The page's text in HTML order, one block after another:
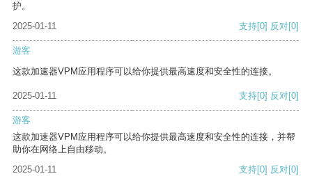
护。
2025-01-11
支持[0] 反对[0]
游客
这款加速器VPM应用程序可以给你提供最高速度和安全性的连接。
2025-01-11 支持[0] 反对[0]
游客
这款加速器VPM应用程序可以给你提供最高速度和安全性的连接，并帮
助你在网络上自由移动。
2025-01-11
支持[0] 反对[0]